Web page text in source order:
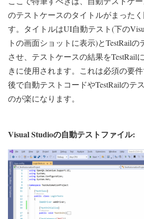
のテストケースのタイトルがまった
す。タイトルはUI自動テスト(下の
トの画面ショットに表示)とTestRail
させ、テストケースの結果をTestRail
きに使用されます。これは必須の要件
後で自動テストコードやTestRailのテ
のが楽になります。
Visual Studioの自動テストファイル: